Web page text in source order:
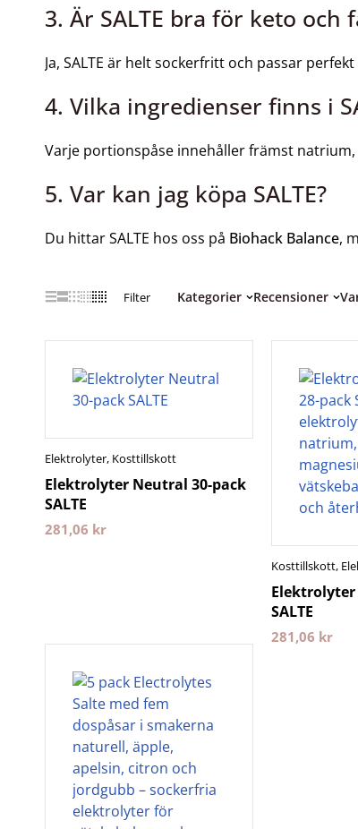
3. Är SALTE bra för keto och
Ja, SALTE är helt sockerfritt och passar
4. Vilka ingredienser finns i
Varje portionspåse innehåller främst
5. Var kan jag köpa SALTE?
Du hittar SALTE hos oss på Biohack Balance,
Filter Kategorier Recensioner
Elektrolyter, Kosttillskott
Elektrolyter Neutral 30-pack
SALTE
281,06 kr
Kosttillskott,
Elektrolyter
SALTE
281,06 kr